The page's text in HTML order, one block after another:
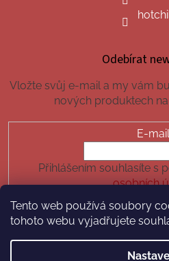
Tento web používá soubory
tohoto webu vyjadřujete
Odebírat
Vložte svůj e-mail a my vám
nových produktech
E-mail
Přihlášením souhlasíte s
osobních
PŘIHLÁSIT